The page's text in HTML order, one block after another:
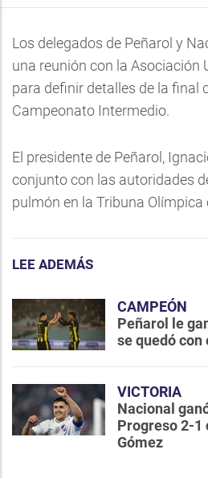
Los delegados de Peñarol y
una reunión con la Asociación
para definir detalles de la final
Campeonato Intermedio.
El presidente de Peñarol,
conjunto con las autoridades
pulmón en la Tribuna
LEE ADEMÁS
CAMPEÓN
Peñarol le
se quedó
VICTORIA
Nacional
Progreso 2-1
Gómez